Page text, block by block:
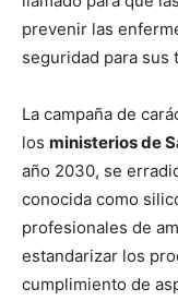
prevenir las
seguridad para sus
La campaña de
los ministerios de
año 2030, se
conocida como
profesionales de
estandarizar los
cumplimiento de